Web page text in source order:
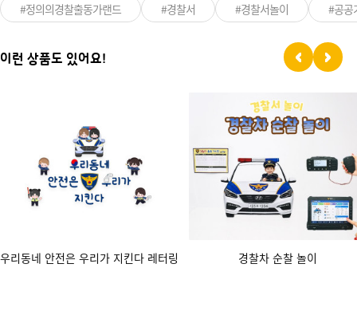
#정의의경찰출동가랜드 #경찰서 #경찰서놀이 #공공
이런 상품도 있어요!
우리동네 안전은 우리가 지킨다 레터링 경찰차 순찰 놀이